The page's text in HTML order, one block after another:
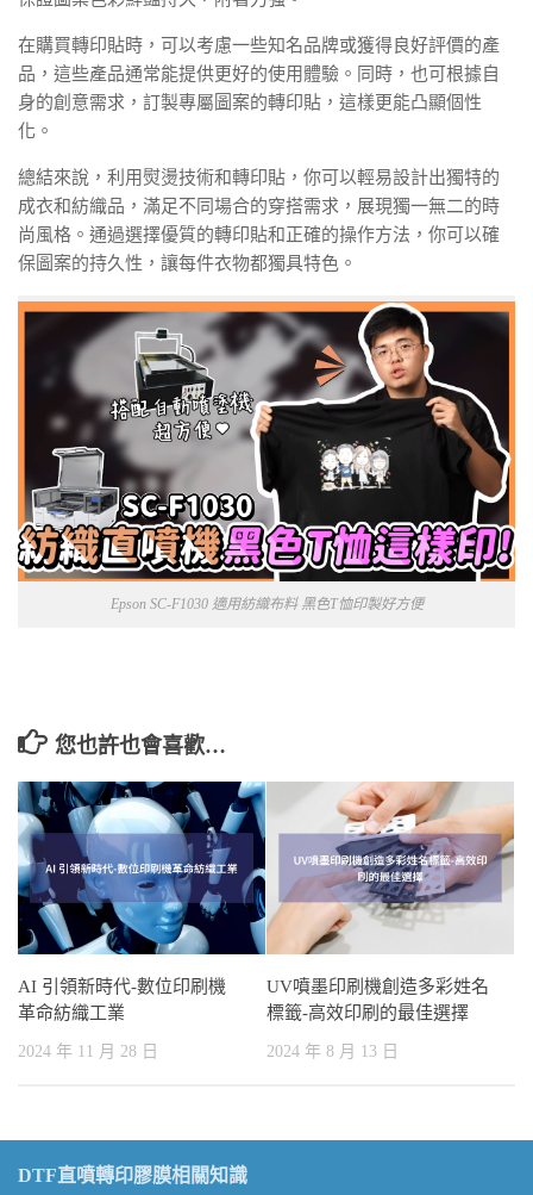
在購買轉印貼時，可以考慮一些知名品牌或獲得良好評價的產
品，這些產品通常能提供更好的使用體驗。同時，也可根據自
身的創意需求，訂製專屬圖案的轉印貼，這樣更能凸顯個性
化。
總結來說，利用熨燙技術和轉印貼，你可以輕易設計出獨特的
成衣和紡織品，滿足不同場合的穿搭需求，展現獨一無二的時
尚風格。通過選擇優質的轉印貼和正確的操作方法，你可以確
保圖案的持久性，讓每件衣物都獨具特色。
Epson SC-F1030 適用紡織布料 黑色T恤印製好方便
您也許也會喜歡…
AI 引領新時代-數位印刷機
革命紡織工業
2024 年 11 月 28 日
UV噴墨印刷機創造多彩姓名
標籤-高效印刷的最佳選擇
2024 年 8 月 13 日
DTF直噴轉印膠膜相關知識